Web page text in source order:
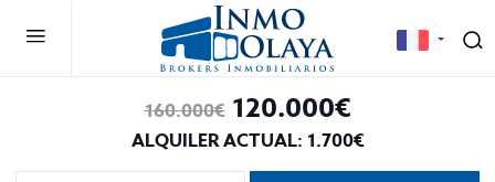
160.000€120.000€
ALQUILER ACTUAL: 1.700€